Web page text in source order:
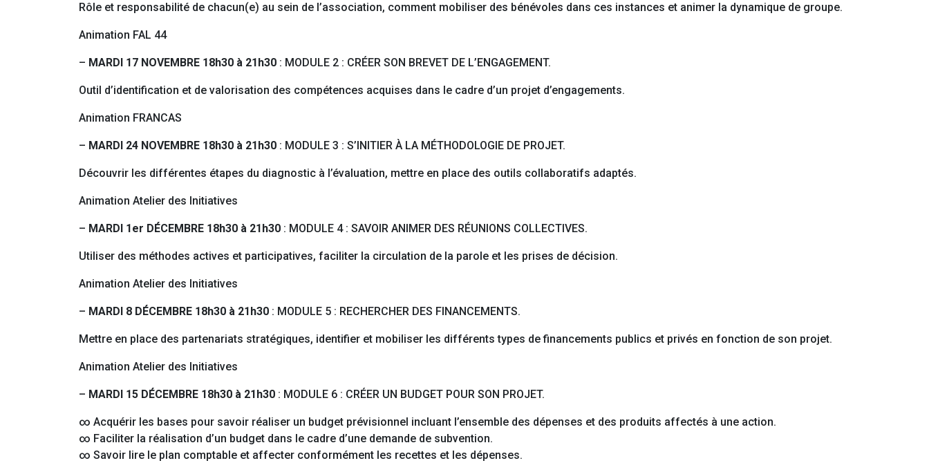
Rôle et responsabilité de chacun(e) au sein de l’association, comment mobiliser des bénévoles dans ces instances et animer la dynamique de groupe.
Animation FAL 44
– MARDI 17 NOVEMBRE 18h30 à 21h30 : MODULE 2 : CRÉER SON BREVET DE L’ENGAGEMENT.
Outil d’identification et de valorisation des compétences acquises dans le cadre d’un projet d’engagements.
Animation FRANCAS
– MARDI 24 NOVEMBRE 18h30 à 21h30 : MODULE 3 : S’INITIER À LA MÉTHODOLOGIE DE PROJET.
Découvrir les différentes étapes du diagnostic à l’évaluation, mettre en place des outils collaboratifs adaptés.
Animation Atelier des Initiatives
– MARDI 1er DÉCEMBRE 18h30 à 21h30 : MODULE 4 : SAVOIR ANIMER DES RÉUNIONS COLLECTIVES.
Utiliser des méthodes actives et participatives, faciliter la circulation de la parole et les prises de décision.
Animation Atelier des Initiatives
– MARDI 8 DÉCEMBRE 18h30 à 21h30 : MODULE 5 : RECHERCHER DES FINANCEMENTS.
Mettre en place des partenariats stratégiques, identifier et mobiliser les différents types de financements publics et privés en fonction de son projet.
Animation Atelier des Initiatives
– MARDI 15 DÉCEMBRE 18h30 à 21h30 : MODULE 6 : CRÉER UN BUDGET POUR SON PROJET.
∞ Acquérir les bases pour savoir réaliser un budget prévisionnel incluant l’ensemble des dépenses et des produits affectés à une action.
∞ Faciliter la réalisation d’un budget dans le cadre d’une demande de subvention.
∞ Savoir lire le plan comptable et affecter conformément les recettes et les dépenses.